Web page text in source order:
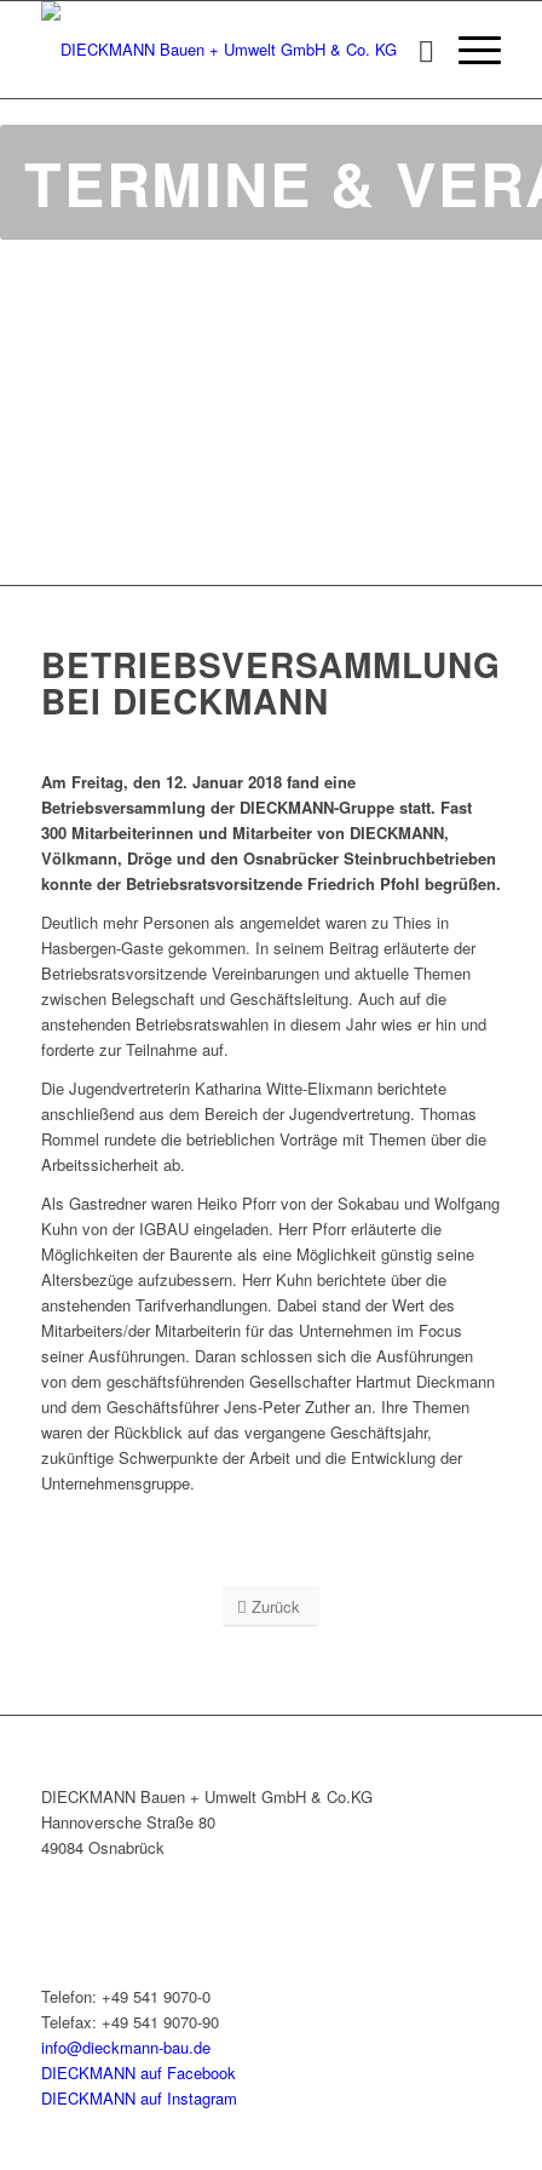
TERMINE &
BETRIEBSVERSAMMLUNG
BEI DIECKMANN
Am Freitag, den 12. Januar 2018 fand eine
Betriebsversammlung der DIECKMANN-Gruppe statt. Fast
300 Mitarbeiterinnen und Mitarbeiter von DIECKMANN,
Völkmann, Dröge und den Osnabrücker Steinbruchbetrieben
konnte der Betriebsratsvorsitzende Friedrich Pfohl begrüßen.
Deutlich mehr Personen als angemeldet waren zu Thies in
Hasbergen-Gaste gekommen. In seinem Beitrag erläuterte der
Betriebsratsvorsitzende Vereinbarungen und aktuelle Themen
zwischen Belegschaft und Geschäftsleitung. Auch auf die
anstehenden Betriebsratswahlen in diesem Jahr wies er hin und
forderte zur Teilnahme auf.
Die Jugendvertreterin Katharina Witte-Elixmann berichtete
anschließend aus dem Bereich der Jugendvertretung. Thomas
Rommel rundete die betrieblichen Vorträge mit Themen über die
Arbeitssicherheit ab.
Als Gastredner waren Heiko Pforr von der Sokabau und Wolfgang
Kuhn von der IGBAU eingeladen. Herr Pforr erläuterte die
Möglichkeiten der Baurente als eine Möglichkeit günstig seine
Altersbezüge aufzubessern. Herr Kuhn berichtete über die
anstehenden Tarifverhandlungen. Dabei stand der Wert des
Mitarbeiters/der Mitarbeiterin für das Unternehmen im Focus
seiner Ausführungen. Daran schlossen sich die Ausführungen
von dem geschäftsführenden Gesellschafter Hartmut Dieckmann
und dem Geschäftsführer Jens-Peter Zuther an. Ihre Themen
waren der Rückblick auf das vergangene Geschäftsjahr,
zukünftige Schwerpunkte der Arbeit und die Entwicklung der
Unternehmensgruppe.
Zurück
DIECKMANN Bauen + Umwelt GmbH & Co.KG
Hannoversche Straße 80
49084 Osnabrück
Telefon: +49 541 9070-0
Telefax: +49 541 9070-90
info@dieckmann-bau.de
DIECKMANN auf Facebook
DIECKMANN auf Instagram